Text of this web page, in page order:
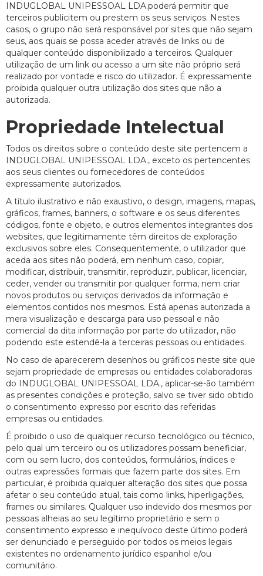
INDUGLOBAL UNIPESSOAL LDA.poderá permitir que
terceiros publicitem ou prestem os seus serviços. Nestes
casos, o grupo não será responsável por sites que não sejam
seus, aos quais se possa aceder através de links ou de
qualquer conteúdo disponibilizado a terceiros. Qualquer
utilização de um link ou acesso a um site não próprio será
realizado por vontade e risco do utilizador. É expressamente
proibida qualquer outra utilização dos sites que não a
autorizada.
Propriedade Intelectual
Todos os direitos sobre o conteúdo deste site pertencem a
INDUGLOBAL UNIPESSOAL LDA., exceto os pertencentes
aos seus clientes ou fornecedores de conteúdos
expressamente autorizados.
A título ilustrativo e não exaustivo, o design, imagens, mapas,
gráficos, frames, banners, o software e os seus diferentes
códigos, fonte e objeto, e outros elementos integrantes dos
websites, que legitimamente têm direitos de exploração
exclusivos sobre eles. Consequentemente, o utilizador que
aceda aos sites não poderá, em nenhum caso, copiar,
modificar, distribuir, transmitir, reproduzir, publicar, licenciar,
ceder, vender ou transmitir por qualquer forma, nem criar
novos produtos ou serviços derivados da informação e
elementos contidos nos mesmos. Está apenas autorizada a
mera visualização e descarga para uso pessoal e não
comercial da dita informação por parte do utilizador, não
podendo este estendê-la a terceiras pessoas ou entidades.
No caso de aparecerem desenhos ou gráficos neste site que
sejam propriedade de empresas ou entidades colaboradoras
do INDUGLOBAL UNIPESSOAL LDA., aplicar-se-ão também
as presentes condições e proteção, salvo se tiver sido obtido
o consentimento expresso por escrito das referidas
empresas ou entidades.
É proibido o uso de qualquer recurso tecnológico ou técnico,
pelo qual um terceiro ou os utilizadores possam beneficiar,
com ou sem lucro, dos conteúdos, formulários, índices e
outras expressões formais que fazem parte dos sites. Em
particular, é proibida qualquer alteração dos sites que possa
afetar o seu conteúdo atual, tais como links, hiperligações,
frames ou similares. Qualquer uso indevido dos mesmos por
pessoas alheias ao seu legítimo proprietário e sem o
consentimento expresso e inequívoco deste último poderá
ser denunciado e perseguido por todos os meios legais
existentes no ordenamento jurídico espanhol e/ou
comunitário.